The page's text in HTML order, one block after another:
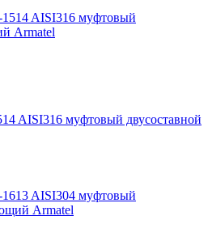
AISI316 муфтовый двусоставной